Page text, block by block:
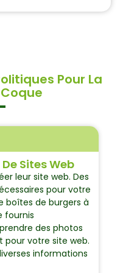
Pour La
Sites Web
leur site web. Des
pour votre
boîtes de burgers à
fournis
des photos
pour votre site web.
informations